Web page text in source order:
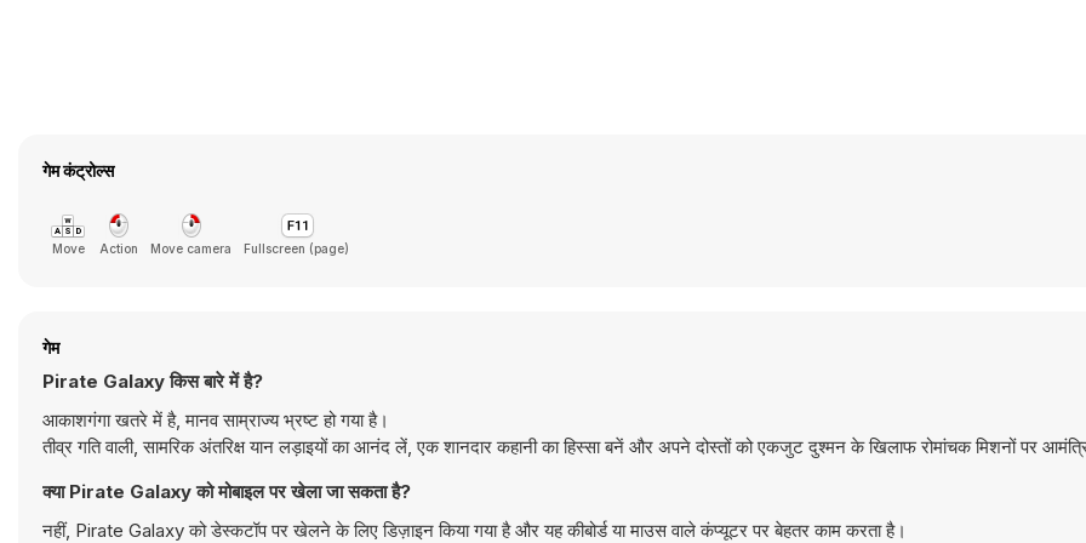
गेम कंट्रोल्स
Move Action Move camera Fullscreen (page)
गेम
Pirate Galaxy किस बारे में है?
आकाशगंगा खतरे में है, मानव साम्राज्य भ्रष्ट हो गया है।
तीव्र गति वाली, सामरिक अंतरिक्ष यान लड़ाइयों का आनंद लें, एक शानदार कहानी का हिस्सा बनें और अपने दोस्तों को एकजुट दुश्मन के खिलाफ रोमांचक मिशनों पर
क्या Pirate Galaxy को मोबाइल पर खेला जा सकता है?
नहीं, Pirate Galaxy को डेस्कटॉप पर खेलने के लिए डिज़ाइन किया गया है और यह कीबोर्ड या माउस वाले कंप्यूटर पर बेहतर काम करता है।